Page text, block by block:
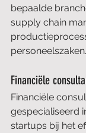
bepaalde
supply chain
personeelszaken.
Financiële
Financiële
gespecialiseerd
startups bij het